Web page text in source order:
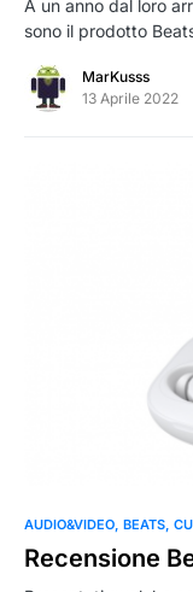
A un anno dal loro
sono il prodotto
MarKusss
13 Aprile 2022
0
AUDIO&VIDEO BEATS
Recensione